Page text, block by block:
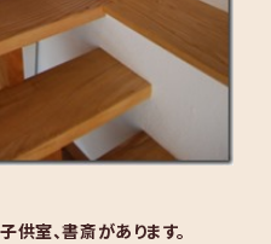
室、書斎があります。